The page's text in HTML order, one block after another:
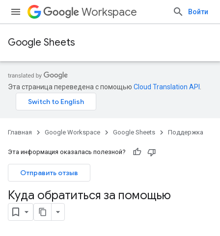
Workspace Войти
Google Sheets
Эта страница переведена с помощью Cloud Translation API
Главная Google Workspace Google Sheets Поддержка
Эта информация оказалась полезной?
Отправить отзыв
Куда обратиться за помощью